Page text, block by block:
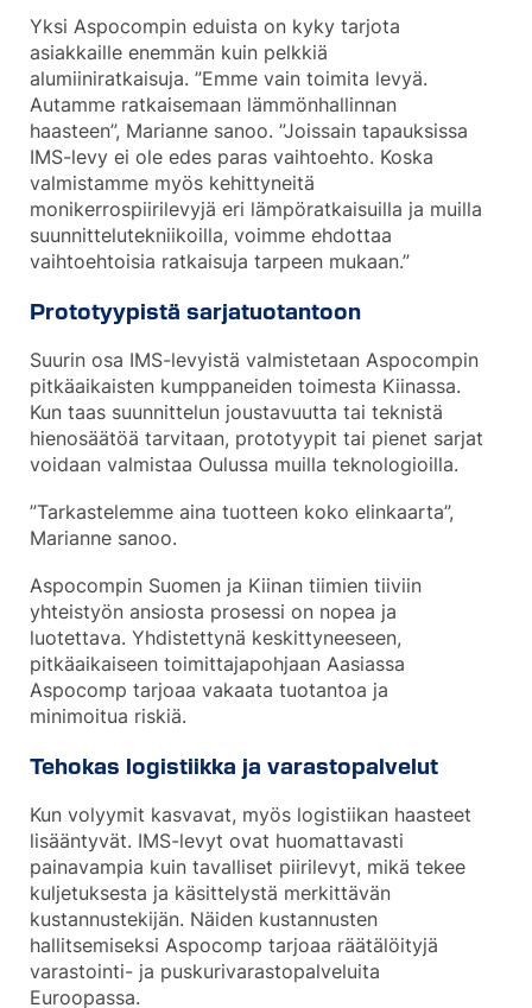
Yksi Aspocompin eduista on kyky tarjota
asiakkaille enemmän kuin pelkkiä
alumiiniratkaisuja. ”Emme vain toimita levyä.
Autamme ratkaisemaan lämmönhallinnan
haasteen”, Marianne sanoo. ”Joissain tapauksissa
IMS-levy ei ole edes paras vaihtoehto. Koska
valmistamme myös kehittyneitä
monikerrospiirilevyjä eri lämpöratkaisuilla ja muilla
suunnittelutekniikoilla, voimme ehdottaa
vaihtoehtoisia ratkaisuja tarpeen mukaan.”
Prototyypistä sarjatuotantoon
Suurin osa IMS-levyistä valmistetaan Aspocompin
pitkäaikaisten kumppaneiden toimesta Kiinassa.
Kun taas suunnittelun joustavuutta tai teknistä
hienosäätöä tarvitaan, prototyypit tai pienet sarjat
voidaan valmistaa Oulussa muilla teknologioilla.
”Tarkastelemme aina tuotteen koko elinkaarta”,
Marianne sanoo.
Aspocompin Suomen ja Kiinan tiimien tiiviin
yhteistyön ansiosta prosessi on nopea ja
luotettava. Yhdistettynä keskittyneeseen,
pitkäaikaiseen toimittajapohjaan Aasiassa
Aspocomp tarjoaa vakaata tuotantoa ja
minimoitua riskiä.
Tehokas logistiikka ja varastopalvelut
Kun volyymit kasvavat, myös logistiikan haasteet
lisääntyvät. IMS-levyt ovat huomattavasti
painavampia kuin tavalliset piirilevyt, mikä tekee
kuljetuksesta ja käsittelystä merkittävän
kustannustekijän. Näiden kustannusten
hallitsemiseksi Aspocomp tarjoaa räätälöityjä
varastointi- ja puskurivarastopalveluita
Euroopassa.